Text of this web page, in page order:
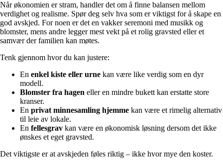
Når økonomien er stram, handler det om å finne balansen mellom
verdighet og realisme. Spør deg selv hva som er viktigst for å skape en
god avskjed. For noen er det en vakker seremoni med musikk og
blomster, mens andre legger mest vekt på et rolig gravsted eller et
samvær der familien kan møtes.
Tenk gjennom hvor du kan justere:
En enkel kiste eller urne kan være like verdig som en dyr
modell.
Blomster fra hagen eller en mindre bukett kan erstatte store
kranser.
En privat minnesamling hjemme kan være et rimelig alternativ
til leie av lokale.
En fellesgrav kan være en økonomisk løsning dersom det ikke
ønskes et eget gravsted.
Det viktigste er at avskjeden føles riktig – ikke hvor mye den koster.